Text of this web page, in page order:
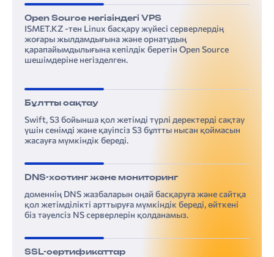
Open Source негізіндегі VPS
ISMET.KZ -тен Linux басқару жүйесі серверлердің
жоғары жылдамдығына және орнатудың
қарапайымдылығына кепілдік беретін Open Source
шешімдеріне негізделген.
Бұлтты сақтау
Swift, S3 бойынша қол жетімді түрлі деректерді сақтау
үшін сенімді және қауіпсіз S3 бұлтты нысан қоймасын
жасауға мүмкіндік береді.
DNS-хостинг және мониторинг
доменнің DNS жазбаларын оңай басқаруға және сайтқа
қол жетімділікті арттыруға мүмкіндік береді, өйткені
біз тәуелсіз NS серверлерін қолданамыз.
SSL-сертификаттар